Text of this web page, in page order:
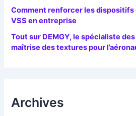
Comment renforcer les dispositifs
VSS en entreprise
Tout sur DEMGY, le spécialiste
maîtrise des textures pour
Archives